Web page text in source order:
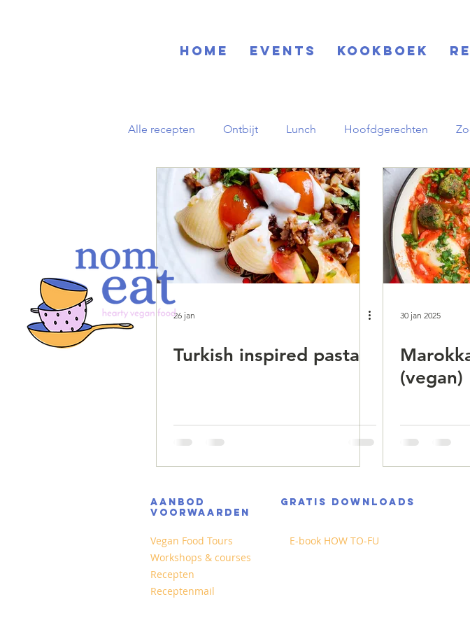
Home EVENTS KOOKBOEK
Alle recepten Ontbijt Lunch Hoofdgerechten
Basisrecepten Drinks Feestdagen
Zuid-Amerikaans Herfst pornstar martini
26 jan
Turkish inspired pasta
30 jan 2025
(vegan)
AANBOD GRATIS DOWNLOADS
VOORWAARDEN
Vegan Food Tours
Workshops & courses
Recepten
Receptenmail
E-book HOW TO-FU